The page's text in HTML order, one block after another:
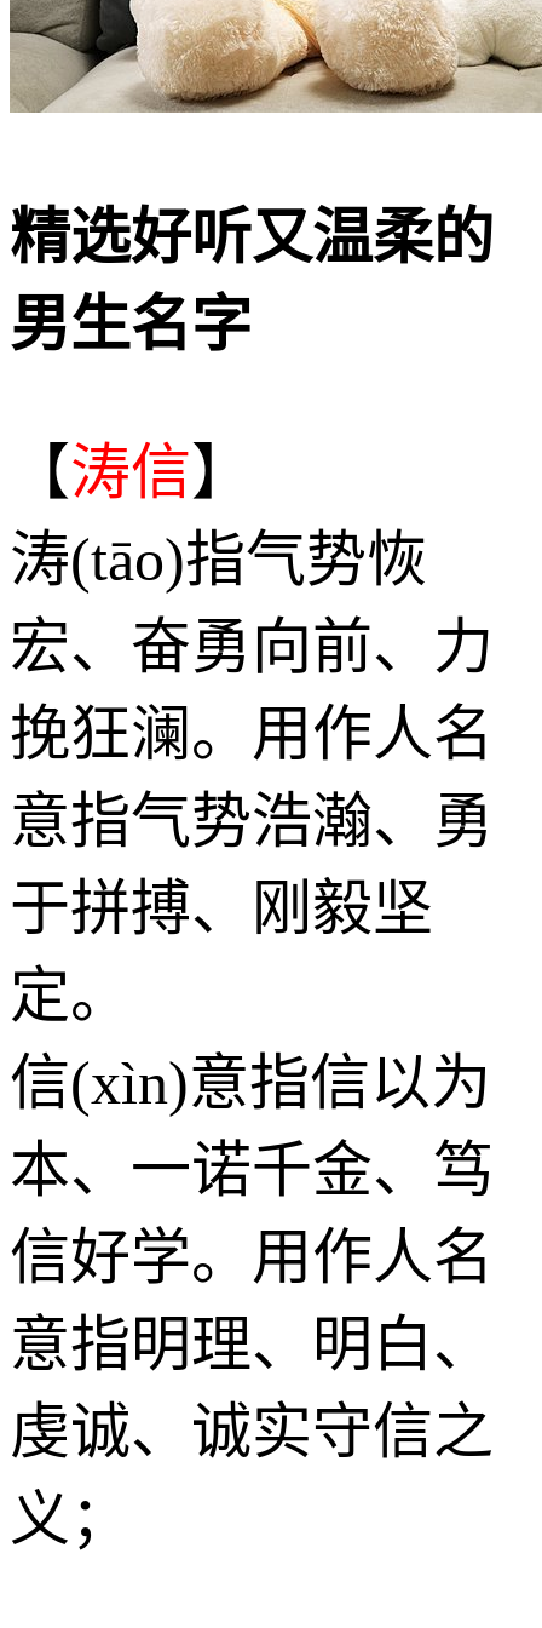
精选好听又温柔的
男生名字
【涛信】
涛(tāo)指气势恢
宏、奋勇向前、力
挽狂澜。用作人名
意指气势浩瀚、勇
于拼搏、刚毅坚
定。
信(xìn)意指信以为
本、一诺千金、笃
信好学。用作人名
意指明理、明白、
虔诚、诚实守信之
义；